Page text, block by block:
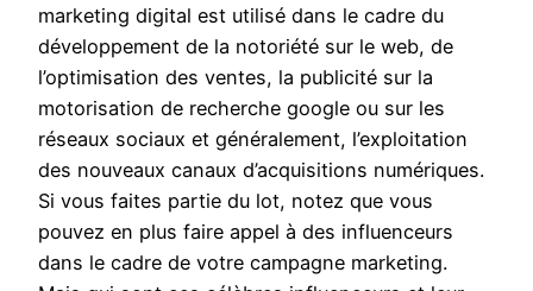
marketing digital est utilisé dans le cadre du
développement de la notoriété sur le web, de
l’optimisation des ventes, la publicité sur la
motorisation de recherche google ou sur les
réseaux sociaux et généralement, l’exploitation
des nouveaux canaux d’acquisitions numériques.
Si vous faites partie du lot, notez que vous
pouvez en plus faire appel à des influenceurs
dans le cadre de votre campagne marketing.